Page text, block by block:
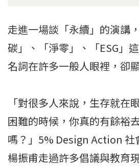
走進一場談「永續」的演講
碳」、「淨零」、「ESG」
名詞在許多一般人眼裡，卻
「對很多人來說，生存就在
困難的時候，你真的有餘裕
嗎？」5% Design Action 社
楊振甫走過許多倡議與教育